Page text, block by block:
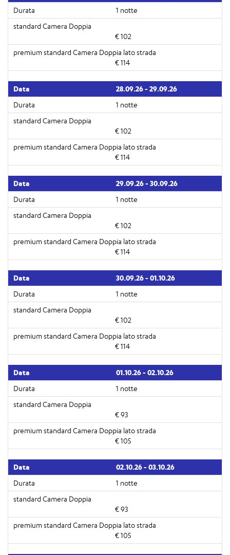
1 notte
€ 102
€ 114
28.09.26 - 29.09.26
1 notte
€ 102
€ 114
29.09.26 - 30.09.26
1 notte
€ 102
€ 114
30.09.26 - 01.10.26
1 notte
€ 102
€ 114
01.10.26 - 02.10.26
1 notte
€ 93
€ 105
02.10.26 - 03.10.26
1 notte
€ 93
€ 105